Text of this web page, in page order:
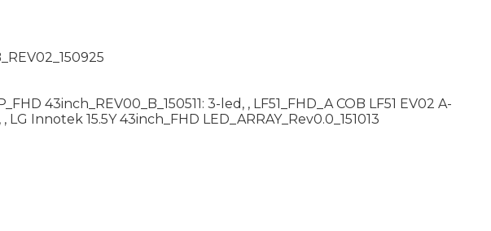
43inch_REV00_B_150511: 3-led, , LF51_FHD_A COB LF51 EV02 A-
LG Innotek 15.5Y 43inch_FHD LED_ARRAY_Rev0.0_151013